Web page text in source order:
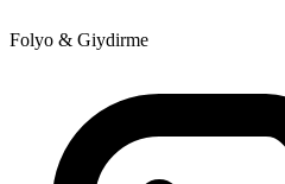
Folyo & Giydirme